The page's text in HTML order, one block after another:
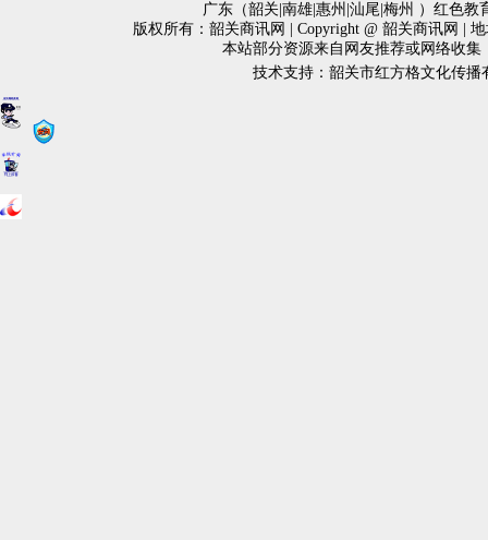
广东（韶关|南雄|惠州|汕尾|梅州 ）红色
版权所有：韶关商讯网 | Copyright @ 韶关商讯网 |
本站部分资源来自网友推荐或网络收
技术支持：韶关市红方格文化传播